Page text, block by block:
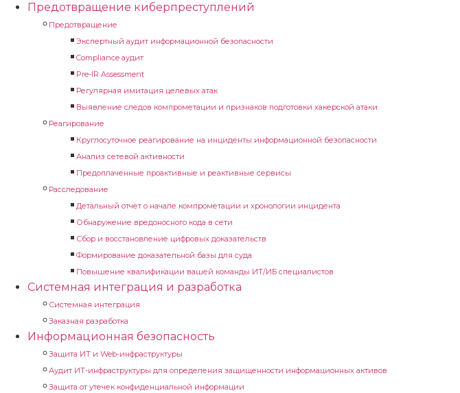
Предотвращение киберпреступлений
Предотвращение
Экспертный аудит информационной безопасности
Compliance аудит
Pre-IR Assessment
Регулярная имитация целевых атак
Выявление следов компрометации и признаков подготовки хакерской атаки
Реагирование
Круглосуточное реагирование на инциденты информационной безопасности
Анализ сетевой активности
Предоплаченные проактивные и реактивные сервисы
Расследование
Детальный отчет о начале компрометации и хронологии инцидента
Обнаружение вредоносного кода в сети
Сбор и восстановление цифровых доказательств
Формирование доказательной базы для суда
Повышение квалификации вашей команды ИТ/ИБ специалистов
Системная интеграция и разработка
Системная интеграция
Заказная разработка
Информационная безопасность
Защита ИТ и Web-инфраструктуры
Аудит ИТ-инфраструктуры для определения защищенности информационных активов
Защита от утечек конфиденциальной информации